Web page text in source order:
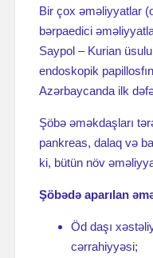
Bir çox əməliyyatlar
bərpaedici
Saypol – Kurian
endoskopik
Azərbaycanda ilk
Şöbə əməkdaşları
pankreas, dalaq və
ki, bütün növ
Şöbədə aparılan
Öd daşı
cərrahiyyəsi;